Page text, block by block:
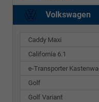
Volkswagen
Caddy Maxi
California 6.1
e-Transporter
Golf
Golf Variant